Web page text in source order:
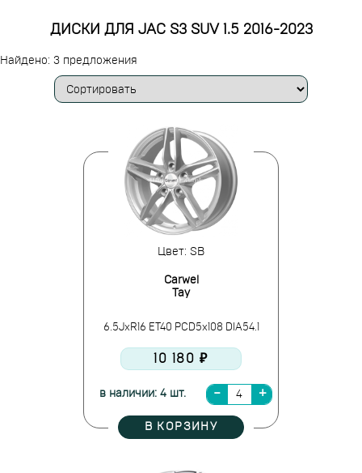
ДИСКИ ДЛЯ JAC S3 SUV 1.5 2016-2023
Найдено: 3 предложения
Цвет: SB
Carwel
Тау
6.5JxR16 ET40 PCD5x108 DIA54.1
10 180 ₽
в наличии: 4 шт.
В КОРЗИНУ